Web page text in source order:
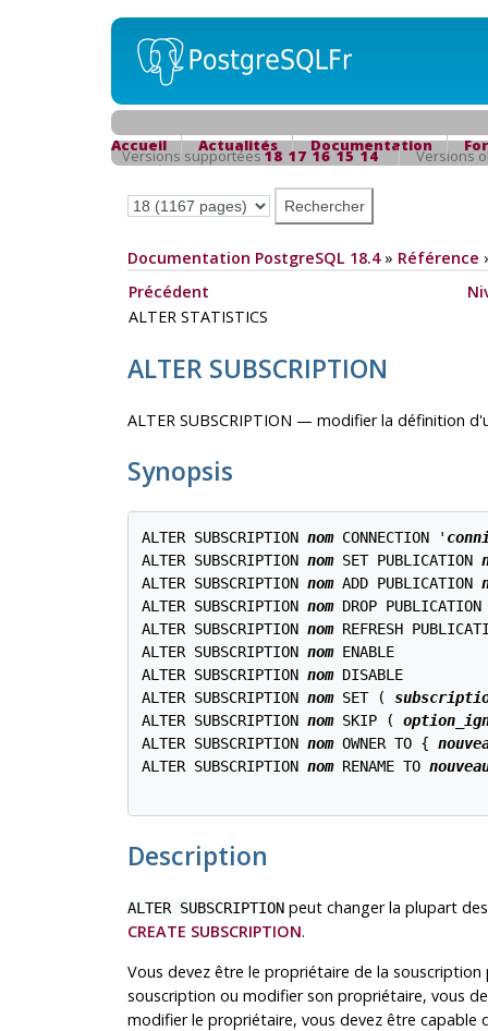
Accueil Actualités Documentation
Versions supportées18 17 16 15 14 Versions
Documentation PostgreSQL 18.4» Référence
Précédent
ALTER STATISTICS
ALTER SUBSCRIPTION
ALTER SUBSCRIPTION — modifier la définition
Synopsis
ALTER SUBSCRIPTION nom CONNECTION '
ALTER SUBSCRIPTION nom SET PUBLICATION
ALTER SUBSCRIPTION nom ADD PUBLICATION
ALTER SUBSCRIPTION nom DROP
ALTER SUBSCRIPTION nom REFRESH
ALTER SUBSCRIPTION nom ENABLE
ALTER SUBSCRIPTION nom DISABLE
ALTER SUBSCRIPTION nom SET (
ALTER SUBSCRIPTION nom SKIP (
ALTER SUBSCRIPTION nom OWNER TO {
ALTER SUBSCRIPTION nom RENAME TO
Description
ALTER SUBSCRIPTIONpeut changer la plupart
CREATE SUBSCRIPTION.
Vous devez être le propriétaire de la
souscription ou modifier son propriétaire, vous
modifier le propriétaire, vous devez être capable